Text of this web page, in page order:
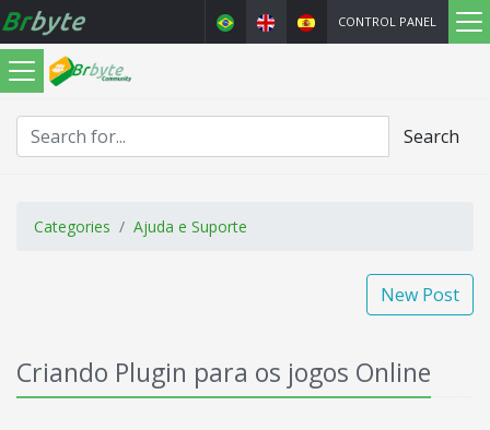
CONTROL PANEL
Search
Categories Ajuda e Suporte
New Post
Criando Plugin para os jogos Online